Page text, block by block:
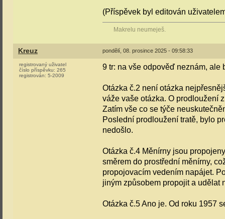
(Příspěvek byl editován
Makrelu neumeješ.
Kreuz pondělí, 08. prosince 2025 - 09:58:33
registrovaný uživatel
číslo příspěvku: 265
registrován: 5-2009
9 tr: na vše odpověď neznám, ale
Otázka č.2 není otázka
váže vaše otázka. O prodloužení
Zatím vše co se týče
Poslední prodloužení tratě, bylo
nedošlo.
Otázka č.4 Měnírny jsou
směrem do prostřední měnírny,
propojovacím vedením napájet.
jiným způsobem propojit a udělat
Otázka č.5 Ano je. Od roku 1957